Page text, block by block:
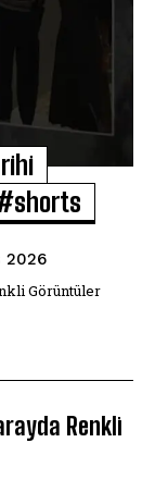
2026
Görüntüler
Renkli